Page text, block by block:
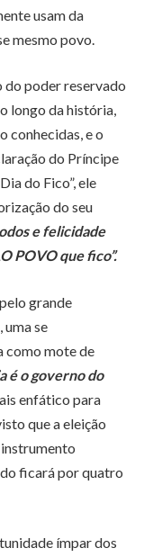
usam da
mesmo povo.
do poder reservado
longo da história,
conhecidas, e o
do Príncipe
do Fico”, ele
do seu
e felicidade
POVO que fico”.
grande
se
como mote de
é o governo do
enfático para
que a eleição
ficará por quatro
ímpar dos